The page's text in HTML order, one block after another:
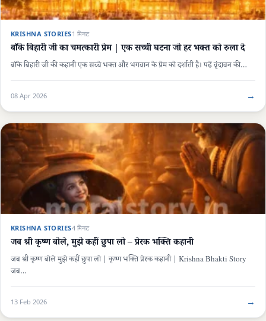
KRISHNA STORIES1 मिनट
बाँके बिहारी जी का चमत्कारी प्रेम | एक सच्ची घटना जो हर भक्त को रुला दे
बाँके बिहारी जी की कहानी एक सच्चे भक्त और भगवान के प्रेम को दर्शाती है। पढ़ें वृंदावन की…
08 Apr 2026 →
KRISHNA STORIES4 मिनट
जब श्री कृष्ण बोले, मुझे कहीं छुपा लो – प्रेरक भक्ति कहानी
जब श्री कृष्ण बोले मुझे कहीं छुपा लो | कृष्ण भक्ति प्रेरक कहानी | Krishna Bhakti Story
जब…
13 Feb 2026 →